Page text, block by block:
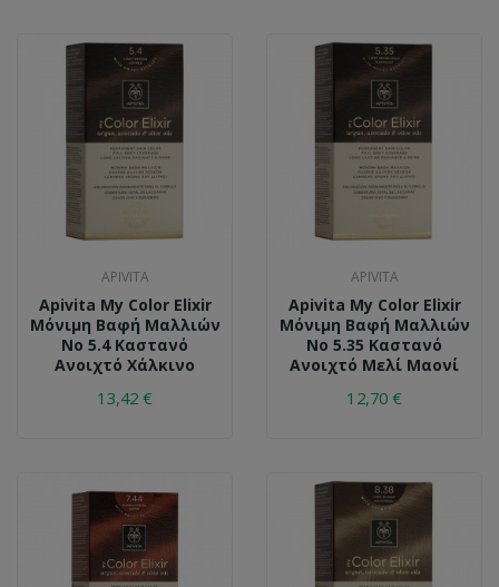
APIVITA
Apivita My Color Elixir
Μόνιμη Βαφή Μαλλιών
No 5.4 Καστανό
Ανοιχτό Χάλκινο
13,42 €
APIVITA
Apivita My Color Elixir
Μόνιμη Βαφή Μαλλιών
No 5.35 Καστανό
Ανοιχτό Μελί Μαονί
12,70 €